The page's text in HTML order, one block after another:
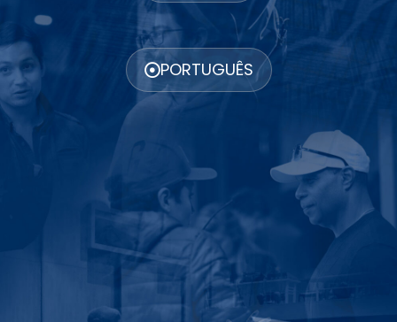
PORTUGUÊS